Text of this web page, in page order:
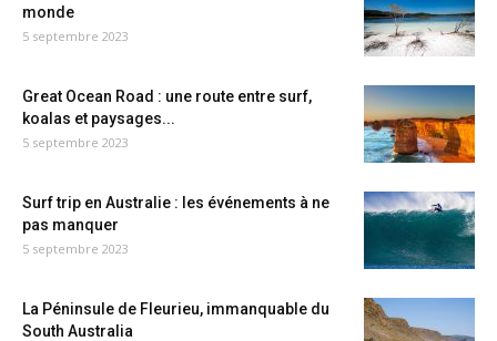
monde
5 septembre 2023
Great Ocean Road : une route entre surf,
koalas et paysages...
5 septembre 2023
Surf trip en Australie : les événements à ne
pas manquer
5 septembre 2023
La Péninsule de Fleurieu, immanquable du
South Australia